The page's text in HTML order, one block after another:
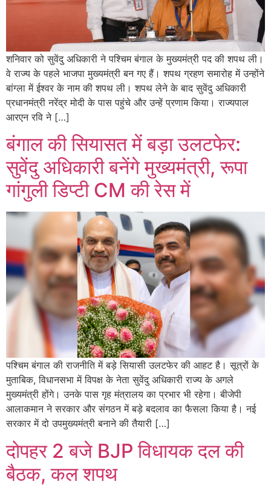
शनिवार को सुवेंदु अधिकारी ने पश्चिम बंगाल के मुख्यमंत्री पद की शपथ ली।
वे राज्य के पहले भाजपा मुख्यमंत्री बन गए हैं। शपथ ग्रहण समारोह में उन्होंने
बांग्ला में ईश्वर के नाम की शपथ ली। शपथ लेने के बाद सुवेंदु अधिकारी
प्रधानमंत्री नरेंद्र मोदी के पास पहुंचे और उन्हें प्रणाम किया। राज्यपाल
आरएन रवि ने […]
बंगाल की सियासत में बड़ा उलटफेर:
सुवेंदु अधिकारी बनेंगे मुख्यमंत्री, रूपा
गांगुली डिप्टी CM की रेस में
पश्चिम बंगाल की राजनीति में बड़े सियासी उलटफेर की आहट है। सूत्रों के
मुताबिक, विधानसभा में विपक्ष के नेता सुवेंदु अधिकारी राज्य के अगले
मुख्यमंत्री होंगे। उनके पास गृह मंत्रालय का प्रभार भी रहेगा। बीजेपी
आलाकमान ने सरकार और संगठन में बड़े बदलाव का फैसला किया है। नई
सरकार में दो उपमुख्यमंत्री बनाने की तैयारी […]
दोपहर 2 बजे BJP विधायक दल की
बैठक, कल शपथ